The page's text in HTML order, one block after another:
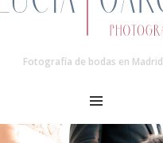
Fotografía de bodas en Madrid
MENU